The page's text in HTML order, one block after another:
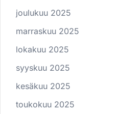
joulukuu 2025
marraskuu 2025
lokakuu 2025
syyskuu 2025
kesäkuu 2025
toukokuu 2025